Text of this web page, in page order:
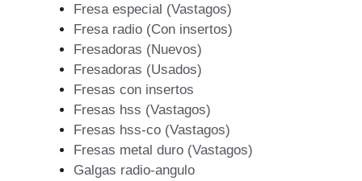
Fresa especial (Vastagos)
Fresa radio (Con insertos)
Fresadoras (Nuevos)
Fresadoras (Usados)
Fresas con insertos
Fresas hss (Vastagos)
Fresas hss-co (Vastagos)
Fresas metal duro (Vastagos)
Galgas radio-angulo